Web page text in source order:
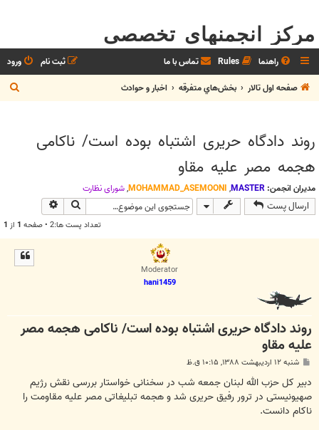
مرکز انجمنهای تخصصی
راهنما Rules تماس با ما ورود
ثبت نام
صفحه اول تالار
بخش‌‌هاي متفرقه اخبار و حوادث
س
روند دادگاه حریری اشتباه بوده است/ ناکامی
هجمه مصر علیه مقاو
مدیران انجمن: MASTER
,
MOHAMMAD_ASEMOONI
,شوراي نظارت
ارسال پست جستجو
تعداد پست ها:2 • صفحه 1 از 1
Moderator
hani1459
روند دادگاه حریری اشتباه بوده است/ ناکامی هجمه مصر
علیه مقاو
ت
شنبه ۱۲ اردیبهشت ۱۳۸۸, ۱۰:۱۵ ق.ظ
دبیر کل حزب الله لبنان جمعه شب در سخنانی خواستار بررسی نقش رژیم
صهیونیستی در ترور رفیق حریری شد و هجمه تبلیغاتی مصر علیه مقاومت را
ناکام دانست.